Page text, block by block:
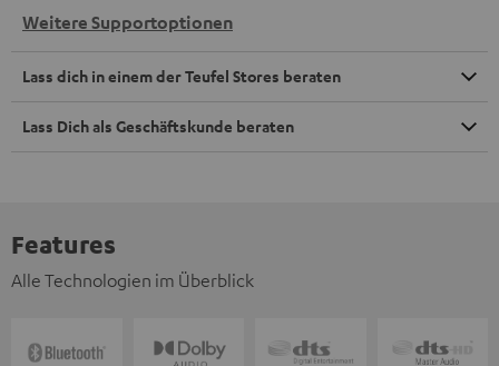
Weitere Supportoptionen
Lass dich in einem der Teufel Stores beraten
Lass Dich als Geschäftskunde beraten
Features
Alle Technologien im Überblick